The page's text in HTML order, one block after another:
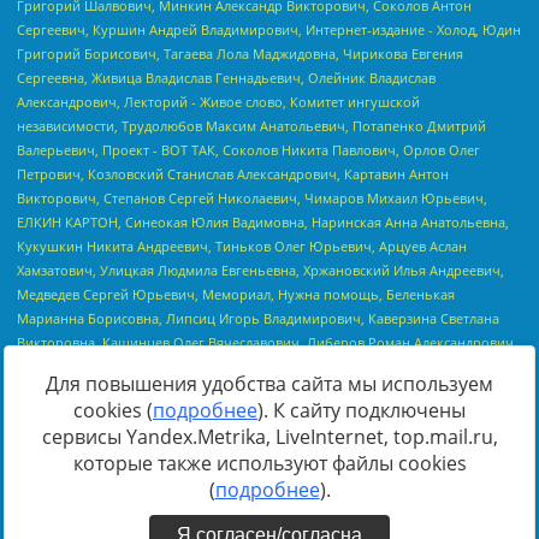
Источник:https://minjust.gov.ru/uploaded/files/reestr-
inostrannyih-agentov-22-03-2024.pdfданные на22.03.2024
Для повышения удобства сайта мы используем
cookies (подробнее). К сайту подключены
сервисы Yandex.Metrika, LiveInternet, top.mail.ru,
которые также используют файлы cookies
(подробнее).
Я согласен/согласна